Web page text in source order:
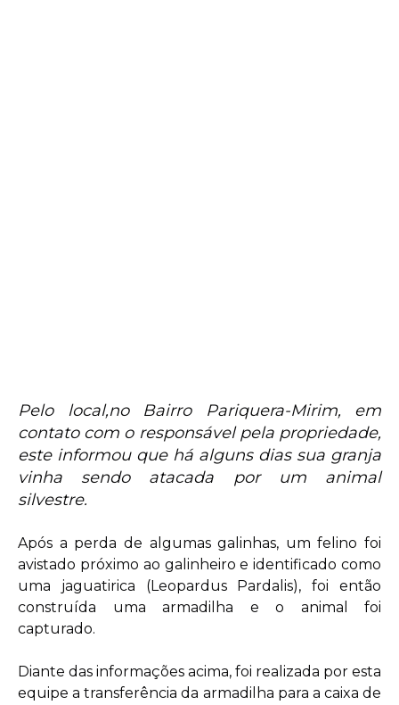
Pelo local,no Bairro Pariquera-Mirim, em
contato com o responsável pela propriedade,
este informou que há alguns dias sua granja
vinha sendo atacada por um animal
silvestre.
Após a perda de algumas galinhas, um felino foi
avistado próximo ao galinheiro e identificado como
uma jaguatirica (Leopardus Pardalis), foi então
construída uma armadilha e o animal foi
capturado.
Diante das informações acima, foi realizada por esta
equipe a transferência da armadilha para a caixa de